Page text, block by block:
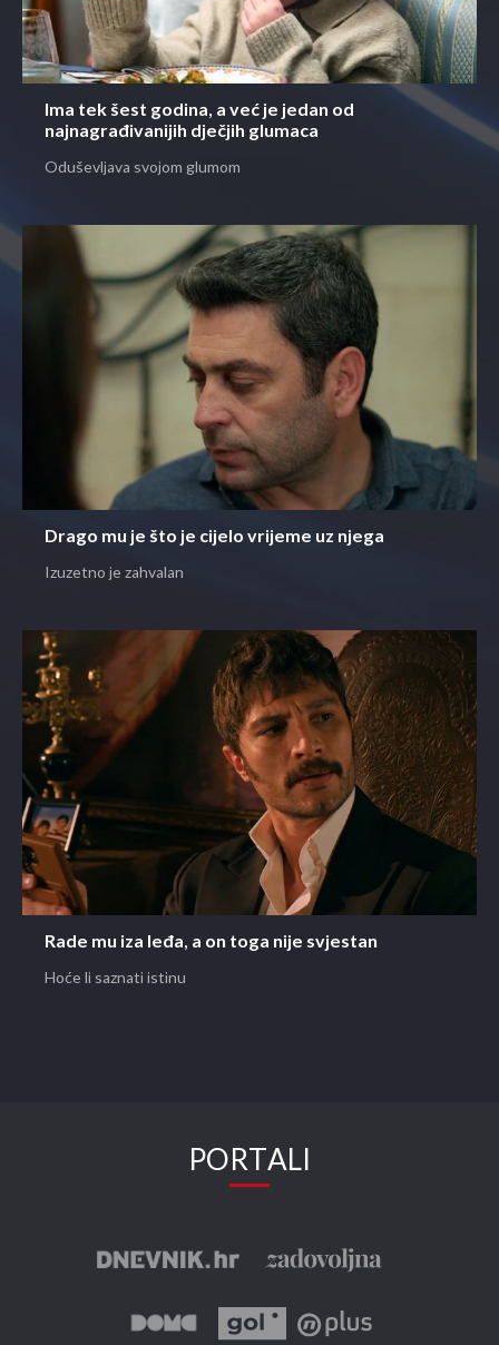
Ima tek šest godina, a već je jedan od
najnagrađivanijih dječjih glumaca
Oduševljava svojom glumom
Drago mu je što je cijelo vrijeme uz njega
Izuzetno je zahvalan
Rade mu iza leđa, a on toga nije svjestan
Hoće li saznati istinu
PORTALI